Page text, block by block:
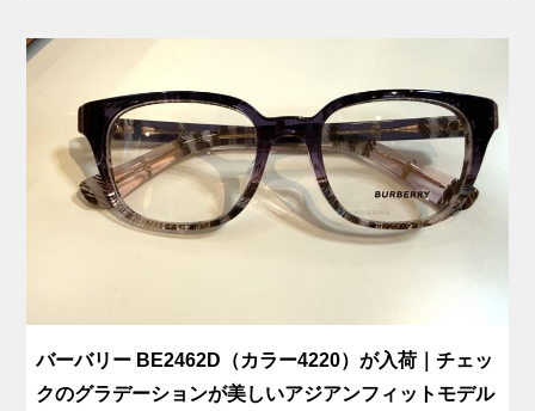
バーバリー BE2462D（カラー4220）が入荷｜チェッ
クのグラデーションが美しいアジアンフィットモデル